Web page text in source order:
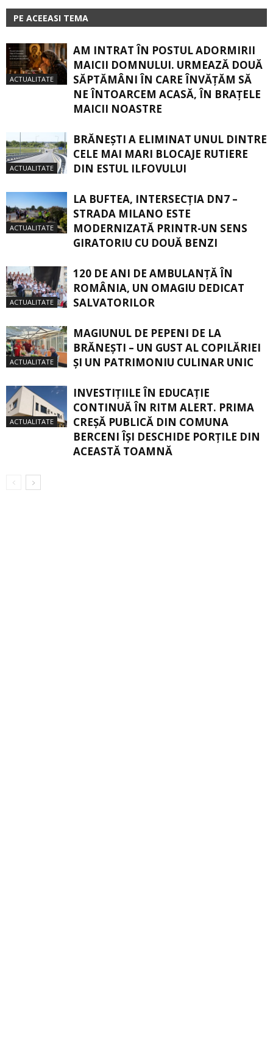
PE ACEEASI TEMA
ACTUALITATE
AM INTRAT ÎN POSTUL ADORMIRII
MAICII DOMNULUI. URMEAZĂ DOUĂ
SĂPTĂMÂNI ÎN CARE ÎNVĂŢĂM SĂ
NE ÎNTOARCEM ACASĂ, ÎN BRAŢELE
MAICII NOASTRE
ACTUALITATE
BRĂNEȘTI A ELIMINAT UNUL DINTRE
CELE MAI MARI BLOCAJE RUTIERE
DIN ESTUL ILFOVULUI
ACTUALITATE
LA BUFTEA, INTERSECŢIA DN7 –
STRADA MILANO ESTE
MODERNIZATĂ PRINTR-UN SENS
GIRATORIU CU DOUĂ BENZI
ACTUALITATE
120 DE ANI DE AMBULANȚĂ ÎN
ROMÂNIA, UN OMAGIU DEDICAT
SALVATORILOR
ACTUALITATE
MAGIUNUL DE PEPENI DE LA
BRĂNEŞTI – UN GUST AL COPILĂRIEI
ŞI UN PATRIMONIU CULINAR UNIC
ACTUALITATE
INVESTIȚIILE ÎN EDUCAȚIE
CONTINUĂ ÎN RITM ALERT. PRIMA
CREŞĂ PUBLICĂ DIN COMUNA
BERCENI ÎŞI DESCHIDE PORŢILE DIN
ACEASTĂ TOAMNĂ